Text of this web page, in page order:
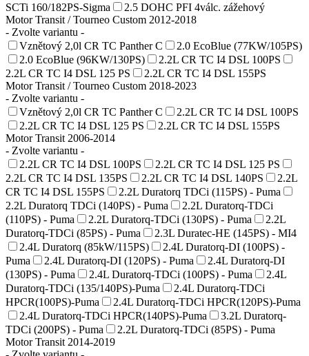
SCTi 160/182PS-Sigma
2.5 DOHC PFI 4válc. zážehový
Motor Transit / Tourneo Custom 2012-2018
- Zvolte variantu -
Vznětový 2,0l CR TC Panther C
2.0 EcoBlue (77KW/105PS)
2.0 EcoBlue (96KW/130PS)
2.2L CR TC I4 DSL 100PS
2.2L CR TC I4 DSL 125 PS
2.2L CR TC I4 DSL 155PS
Motor Transit / Tourneo Custom 2018-2023
- Zvolte variantu -
Vznětový 2,0l CR TC Panther C
2.2L CR TC I4 DSL 100PS
2.2L CR TC I4 DSL 125 PS
2.2L CR TC I4 DSL 155PS
Motor Transit 2006-2014
- Zvolte variantu -
2.2L CR TC I4 DSL 100PS
2.2L CR TC I4 DSL 125 PS
2.2L CR TC I4 DSL 135PS
2.2L CR TC I4 DSL 140PS
2.2L
CR TC I4 DSL 155PS
2.2L Duratorq TDCi (115PS) - Puma
2.2L Duratorq TDCi (140PS) - Puma
2.2L Duratorq-TDCi
(110PS) - Puma
2.2L Duratorq-TDCi (130PS) - Puma
2.2L
Duratorq-TDCi (85PS) - Puma
2.3L Duratec-HE (145PS) - MI4
2.4L Duratorq (85kW/115PS)
2.4L Duratorq-DI (100PS) -
Puma
2.4L Duratorq-DI (120PS) - Puma
2.4L Duratorq-DI
(130PS) - Puma
2.4L Duratorq-TDCi (100PS) - Puma
2.4L
Duratorq-TDCi (135/140PS)-Puma
2.4L Duratorq-TDCi
HPCR(100PS)-Puma
2.4L Duratorq-TDCi HPCR(120PS)-Puma
2.4L Duratorq-TDCi HPCR(140PS)-Puma
3.2L Duratorq-
TDCi (200PS) - Puma
2.2L Duratorq-TDCi (85PS) - Puma
Motor Transit 2014-2019